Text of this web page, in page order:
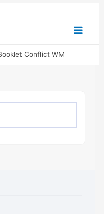
Menu
Conflict WM